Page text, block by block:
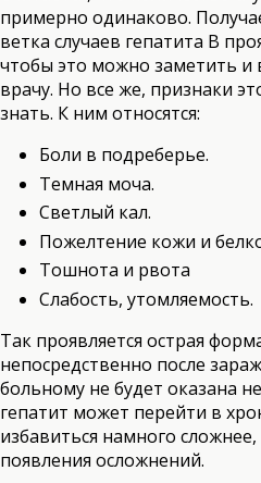
примерно одинаково.
ветка случаев гепатита В
чтобы это можно заметить и
врачу. Но все же, признаки
знать. К ним относятся:
Боли в подреберье.
Темная моча.
Светлый кал.
Пожелтение кожи и
Тошнота и рвота
Слабость, утомляемость.
Так проявляется острая
непосредственно после
больному не будет оказана
гепатит может перейти в
избавиться намного
появления осложнений.